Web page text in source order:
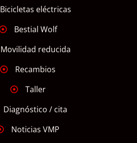
Bicicletas eléctricas
Bestial Wolf
Movilidad reducida
Recambios
Taller
Diagnóstico / cita
Noticias VMP